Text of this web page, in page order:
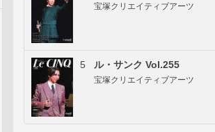
宝塚クリエイティブアーツ
5 ル・サンク Vol.255
宝塚クリエイティブアーツ